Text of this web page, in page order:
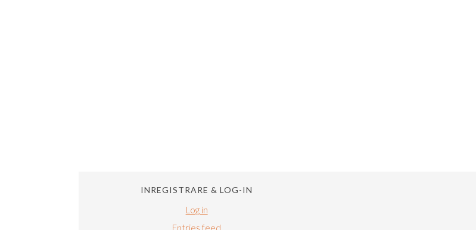
INREGISTRARE & LOG-IN
Log in
Entries feed